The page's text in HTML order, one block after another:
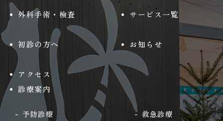
外科手術・検査 サービス一覧
初診の方へ お知らせ
アクセス
診療案内
予防診療 救急診療